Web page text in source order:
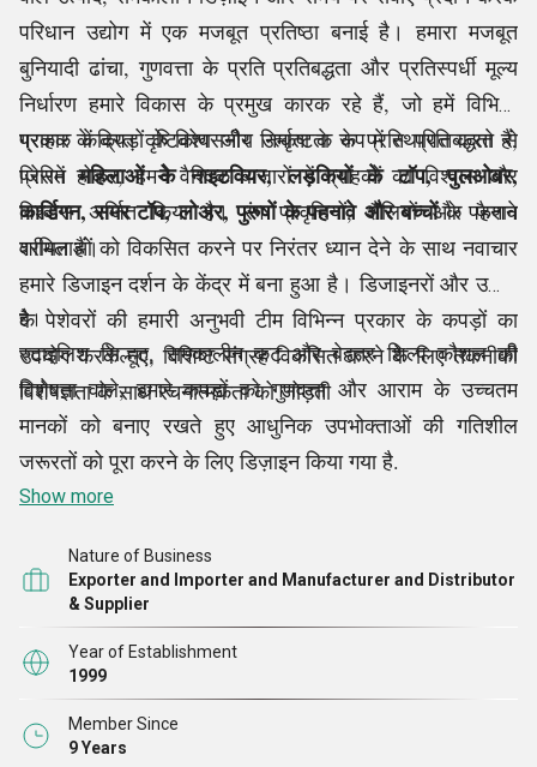
परिधान उद्योग में एक मजबूत प्रतिष्ठा बनाई है। हमारा मजबूत
बुनियादी ढांचा, गुणवत्ता के प्रति प्रतिबद्धता और प्रतिस्पर्धी मूल्य
निर्धारण हमारे विकास के प्रमुख कारक रहे हैं, जो हमें विभिन्न
प्रकार के कपड़ों के विश्वसनीय निर्माता के रूप में स्थापित करते हैं,
जिसमेंमहिलाओं के नाइटवियर, लड़कियों के टॉप, पुलओवर,
कार्डिगन, समर टॉप, लोअर, पुरुषों के पहनावे और बच्चोंके पहनावे
शामिल हैं।
ग्राहक केंद्रित दृष्टिकोण और उत्कृष्टता के प्रति प्रतिबद्धता से
प्रेरित होकर, हमने वैश्विक बाजारों में ग्राहकों का विश्वास और
विश्वास अर्जित किया है। रंग प्रवृत्तियों, शैलियों और फैशन
वरीयताओं को विकसित करने पर निरंतर ध्यान देने के साथ नवाचार
हमारे डिजाइन दर्शन के केंद्र में बना हुआ है। डिजाइनरों और उद्योग
के पेशेवरों की हमारी अनुभवी टीम विभिन्न प्रकार के कपड़ों का
उपयोग करके नए, विशिष्ट संग्रह विकसित करने के लिए तकनीकी
विशेषज्ञता के साथ रचनात्मकता को जोड़ती
है।
स्टाइलिश सिल्हूट, समकालीन कट और बेहतर शिल्प कौशल की
विशेषता वाले, हमारे कपड़ों को गुणवत्ता और आराम के उच्चतम
मानकों को बनाए रखते हुए आधुनिक उपभोक्ताओं की गतिशील
जरूरतों को पूरा करने के लिए डिज़ाइन किया गया है.
Show more
Nature of Business
Exporter and Importer and Manufacturer and Distributor
& Supplier
Year of Establishment
1999
Member Since
9 Years